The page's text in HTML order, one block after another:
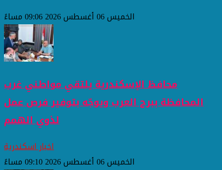
الخميس 06 أغسطس 2026 09:06 مساءً
محافظ الإسكندرية يلتقي مواطني غرب
المحافظة ببرج العرب ويوجّه بتوفير فرص عمل
لذوي الهمم
اخبار اسكندرية
الخميس 06 أغسطس 2026 09:10 مساءً